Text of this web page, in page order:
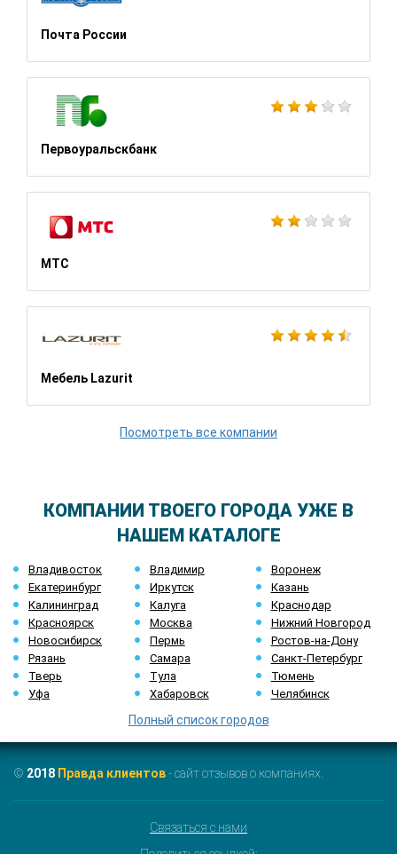
Почта России
Первоуральскбанк
МТС
Мебель Lazurit
Посмотреть все компании
КОМПАНИИ ТВОЕГО ГОРОДА УЖЕ В
НАШЕМ КАТАЛОГЕ
Владивосток Владимир
Воронеж
Екатеринбург
Иркутск
Казань
Калининград
Калуга
Краснодар
Красноярск
Москва
Нижний Новгород
Новосибирск
Пермь
Ростов-на-Дону
Рязань
Самара
Санкт-Петербург
Тверь
Тула
Тюмень
Уфа
Хабаровск Челябинск
Полный список городов
© 2018 Правда клиентов- сайт отзывов о компаниях.
Связаться с нами